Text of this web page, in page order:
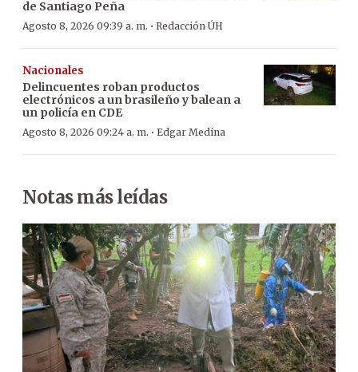
de Santiago Peña
Agosto 8, 2026 09:39 a. m. · Redacción ÚH
Nacionales
Delincuentes roban productos
electrónicos a un brasileño y balean a
un policía en CDE
Agosto 8, 2026 09:24 a. m. · Edgar Medina
Notas más leídas